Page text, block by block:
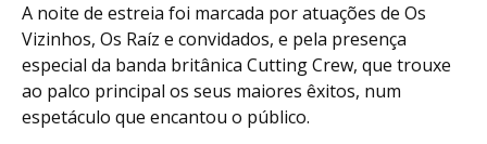
A noite de estreia foi marcada por atuações de Os
Vizinhos, Os Raíz e convidados, e pela presença
especial da banda britânica Cutting Crew, que trouxe
ao palco principal os seus maiores êxitos, num
espetáculo que encantou o público.